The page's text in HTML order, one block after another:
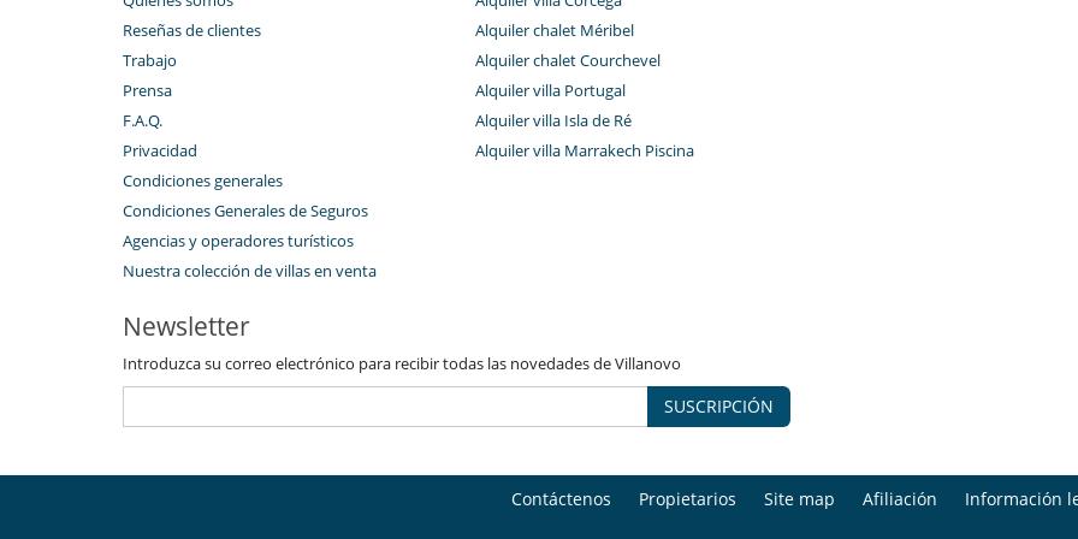
Reseñas de clientes
Trabajo
Prensa
F.A.Q.
Privacidad
Condiciones generales
Condiciones Generales de Seguros
Agencias y operadores turísticos
Nuestra colección de villas en venta
Alquiler chalet Méribel
Alquiler chalet Courchevel
Alquiler villa Portugal
Alquiler villa Isla de Ré
Alquiler villa Marrakech Piscina
Newsletter
Introduzca su correo electrónico para recibir todas las novedades de Villanovo
SUSCRIPCIÓN
Contáctenos Propietarios Site map Afiliación Información